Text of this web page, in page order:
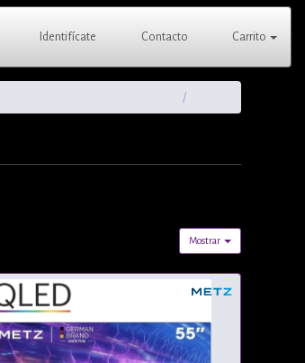
Identifícate Contacto Carrito
Mostrar